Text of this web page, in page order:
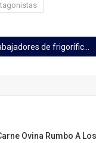
Ovina Rumbo A